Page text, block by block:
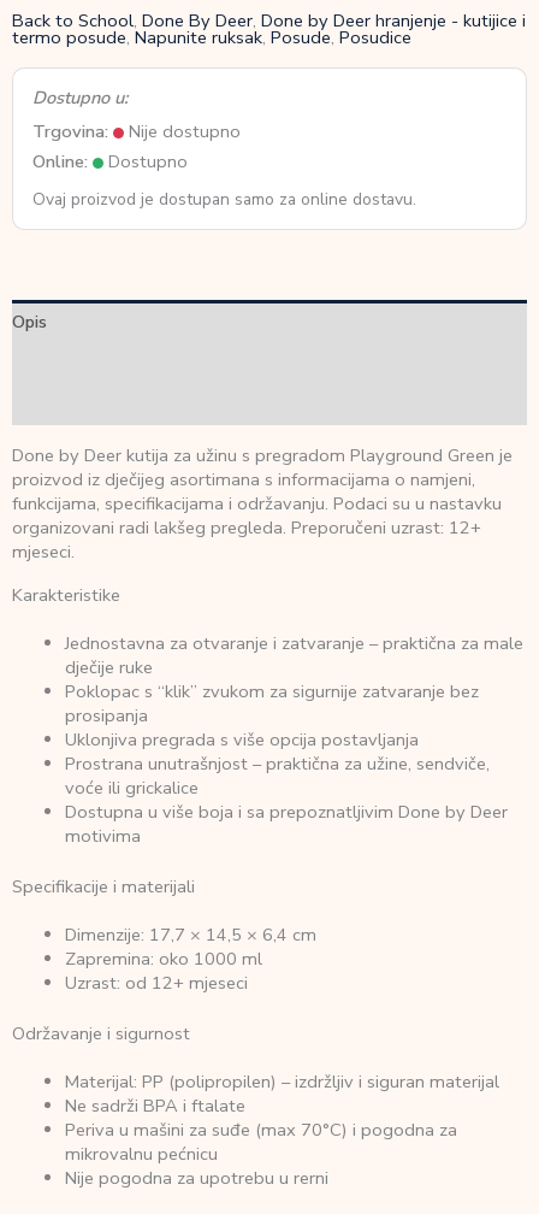
Back to School, Done By Deer, Done by Deer hranjenje - kutijice i
termo posude, Napunite ruksak, Posude, Posudice
Dostupno u:
Trgovina:
Nije dostupno
Online:
Dostupno
Ovaj proizvod je dostupan samo za online dostavu.
Opis
Done by Deer kutija za užinu s pregradom Playground Green je
proizvod iz dječijeg asortimana s informacijama o namjeni,
funkcijama, specifikacijama i održavanju. Podaci su u nastavku
organizovani radi lakšeg pregleda. Preporučeni uzrast: 12+
mjeseci.
Karakteristike
Jednostavna za otvaranje i zatvaranje – praktična za male
dječije ruke
Poklopac s “klik” zvukom za sigurnije zatvaranje bez
prosipanja
Uklonjiva pregrada s više opcija postavljanja
Prostrana unutrašnjost – praktična za užine, sendviče,
voće ili grickalice
Dostupna u više boja i sa prepoznatljivim Done by Deer
motivima
Specifikacije i materijali
Dimenzije: 17,7 × 14,5 × 6,4 cm
Zapremina: oko 1000 ml
Uzrast: od 12+ mjeseci
Održavanje i sigurnost
Materijal: PP (polipropilen) – izdržljiv i siguran materijal
Ne sadrži BPA i ftalate
Periva u mašini za suđe (max 70°C) i pogodna za
mikrovalnu pećnicu
Nije pogodna za upotrebu u rerni